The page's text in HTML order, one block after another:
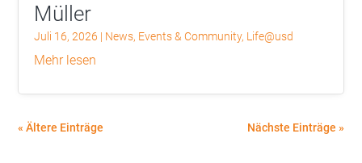
Müller
Juli 16, 2026 | News, Events & Community, Life@usd
mehr lesen
« Ältere Einträge Nächste Einträge »